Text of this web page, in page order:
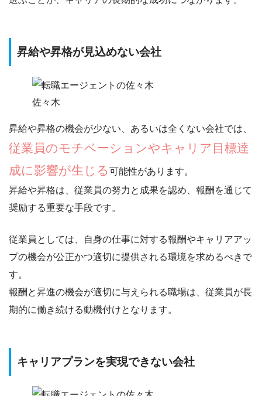
昇給や昇格が見込めない会社
佐々木
昇給や昇格の機会が少ない、あるいは全くない会社では、
従業員のモチベーションやキャリア目標達
成に影響が生じる可能性があります。
昇給や昇格は、従業員の努力と成果を認め、 報酬を通じて
奨励する重要な手段です。
従業員としては、自身の仕事に対する報酬やキャリアアッ
プの機会が公正かつ適切に提供される環境を求めるべきで
す。
報酬と昇進の機会が適切に与えられる職場は、 従業員が長
期的に働き続ける動機付けとなります。
キャリアプランを実現できない会社